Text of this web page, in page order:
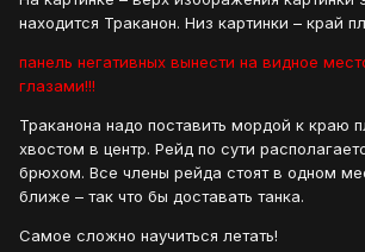
находится Траканон. Низ картинки – край
панель негативных вынести на видное
глазами!!!
Траканона надо поставить мордой к краю
хвостом в центр. Рейд по сути
брюхом. Все члены рейда стоят в одном
ближе – так что бы доставать танка.
Самое сложно научиться летать!